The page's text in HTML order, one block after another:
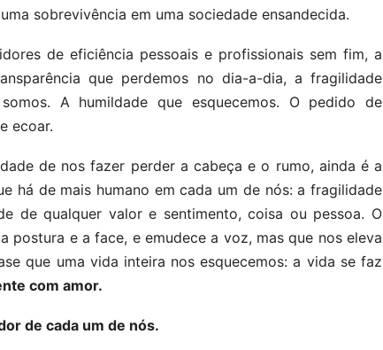
sobrevivência em uma sociedade ensandecida.
de eficiência pessoais e profissionais sem fim, a
que perdemos no dia-a-dia, a fragilidade
A humildade que esquecemos. O pedido de
ecoar.
de nos fazer perder a cabeça e o rumo, ainda é a
há de mais humano em cada um de nós: a fragilidade
de qualquer valor e sentimento, coisa ou pessoa. O
postura e a face, e emudece a voz, mas que nos eleva
que uma vida inteira nos esquecemos: a vida se faz
com amor.
de cada um de nós.